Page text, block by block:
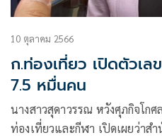
10 ตุลาคม 2566
ก.ท่องเที่ยว เปิดตัวเ
7.5 หมื่นคน
นางสาวสุดาวรรณ หวังศุภกิจโกศ
ท่องเที่ยวและกีฬา เปิดเผยว่าส